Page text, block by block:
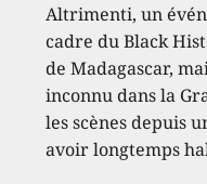
Altrimenti, un
cadre du Black
de Madagascar,
inconnu dans la
les scènes depuis
avoir longtemps